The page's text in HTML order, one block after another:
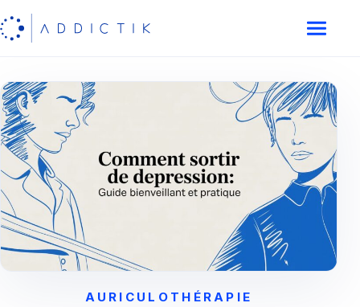
AURICULOTHÉRAPIE